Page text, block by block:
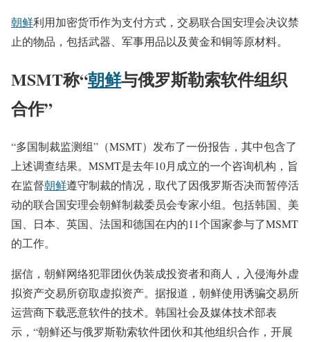
朝鲜利用加密货币作为支付方式，交易联合国安理会决议禁
止的物品，包括武器、军事用品以及黄金和铜等原材料。
MSMT称“朝鲜与俄罗斯勒索软件组织
合作”
“多国制裁监测组”（MSMT）发布了一份报告，其中包含了
上述调查结果。MSMT是去年10月成立的一个咨询机构，旨
在监督朝鲜遵守制裁的情况，取代了因俄罗斯否决而暂停活
动的联合国安理会朝鲜制裁委员会专家小组。包括韩国、美
国、日本、英国、法国和德国在内的11个国家参与了MSMT
的工作。
据信，朝鲜网络犯罪团伙伪装成投资者和商人，入侵海外虚
拟资产交易所窃取虚拟资产。据报道，朝鲜使用诱骗交易所
运营商下载恶意软件的技术。韩国社会及媒体技术部表
示，“朝鲜还与俄罗斯勒索软件团伙和其他组织合作，开展